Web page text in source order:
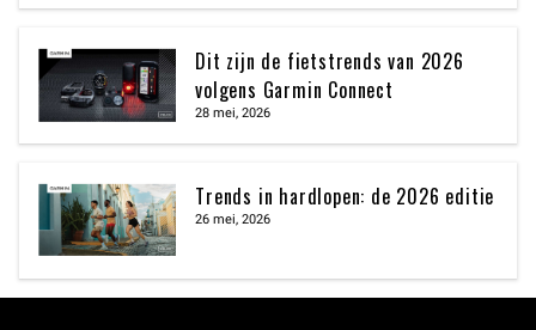
Dit zijn de fietstrends van 2026
volgens Garmin Connect
28 mei, 2026
Trends in hardlopen: de 2026 editie
26 mei, 2026